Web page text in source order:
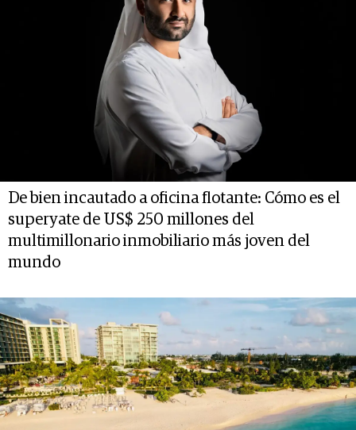
De bien incautado a oficina flotante: Cómo es el
superyate de US$ 250 millones del
multimillonario inmobiliario más joven del
mundo